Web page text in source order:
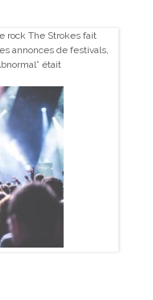
rock The Strokes fait
annonces de festivals,
était